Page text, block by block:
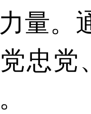
量。
忠党